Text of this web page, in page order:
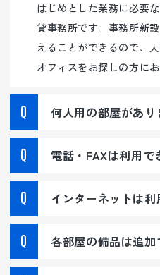
〒
FPS
はじめとした業務に必要
貸事務所です。事務所新
えることができるので、
オフィスをお探しの方にお
何人用の部屋があり
電話・FAXは利用で
インターネットは
各部屋の備品は追加